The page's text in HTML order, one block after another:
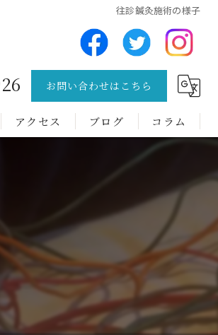
往診鍼灸施術の様子
お問い合わせはこちら
アクセス ブログ コラム